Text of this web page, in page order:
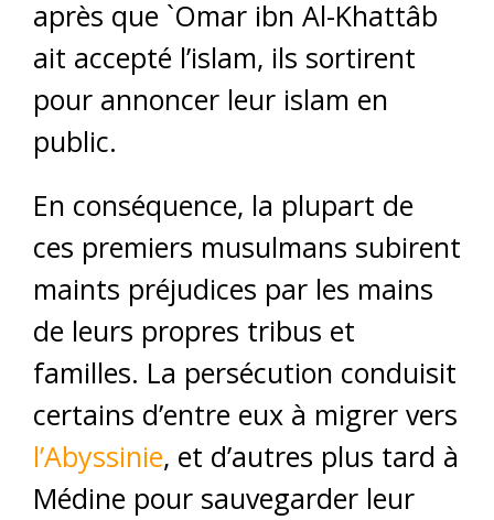
après que `Omar ibn Al-Khattâb
ait accepté l’islam, ils sortirent
pour annoncer leur islam en
public.
En conséquence, la plupart de
ces premiers musulmans subirent
maints préjudices par les mains
de leurs propres tribus et
familles. La persécution conduisit
certains d’entre eux à migrer vers
l’Abyssinie, et d’autres plus tard à
Médine pour sauvegarder leur